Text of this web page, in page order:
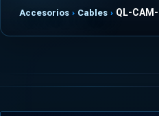
Accesorios Cables QL-